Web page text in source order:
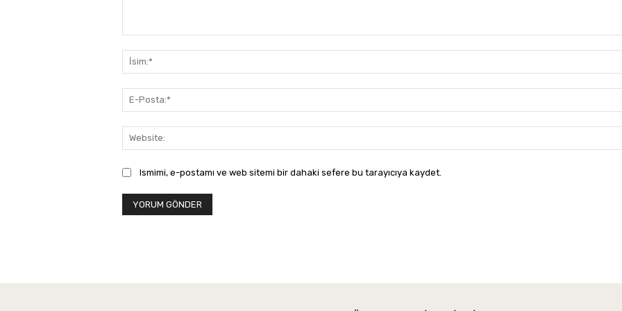
Ismimi, e-postamı ve web sitemi bir dahaki sefere bu tarayıcıya kaydet.